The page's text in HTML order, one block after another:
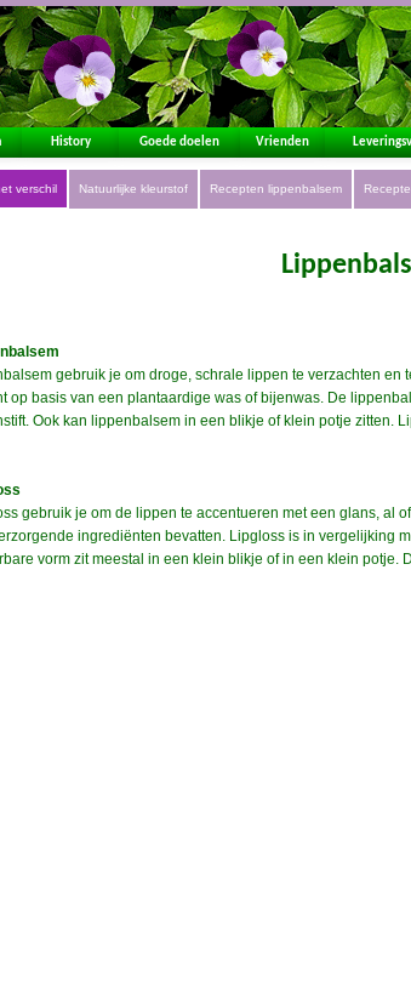
History Goede doelen Vrienden